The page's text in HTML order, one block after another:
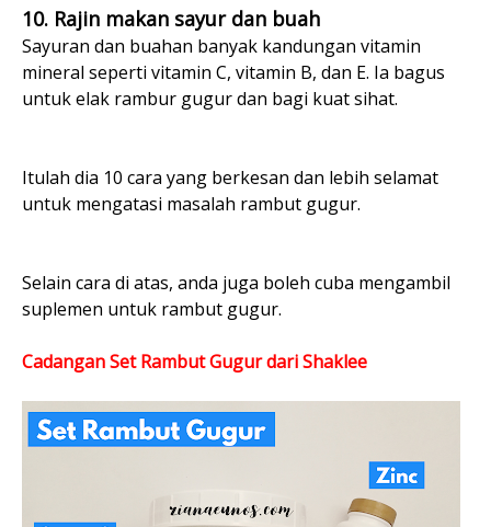
10. Rajin makan sayur dan buah
Sayuran dan buahan banyak kandungan vitamin
mineral seperti vitamin C, vitamin B, dan E. Ia bagus
untuk elak rambur gugur dan bagi kuat sihat.
Itulah dia 10 cara yang berkesan dan lebih selamat
untuk mengatasi masalah rambut gugur.
Selain cara di atas, anda juga boleh cuba mengambil
suplemen untuk rambut gugur.
Cadangan Set Rambut Gugur dari Shaklee